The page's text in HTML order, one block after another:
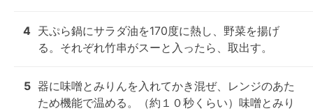
4 天ぷら鍋にサラダ油を170度に熱し、野菜を揚げ
る。それぞれ竹串がスーと入ったら、取出す。
5 器に味噌とみりんを入れてかき混ぜ、レンジのあた
ため機能で温める。（約１０秒くらい）味噌とみり